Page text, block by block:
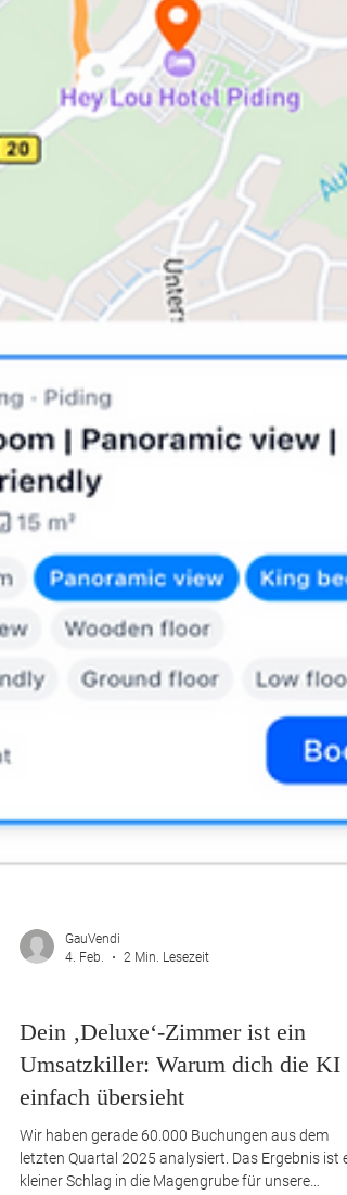
Whitepaper
Dein ‚Deluxe‘-Zimmer ist ein
Umsatzkiller: Warum dich die KI
einfach übersieht
Wir haben gerade 60.000 Buchungen aus dem